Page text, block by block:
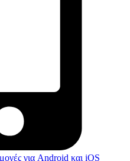
για Android και iOS